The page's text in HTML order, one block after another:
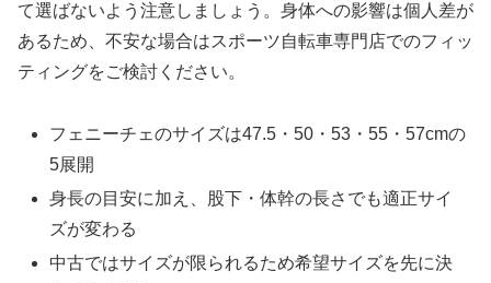
て選ばないよう注意しましょう。身体への影響は個人差が
あるため、不安な場合はスポーツ自転車専門店でのフィッ
ティングをご検討ください。
フェニーチェのサイズは47.5・50・53・55・57cmの
5展開
身長の目安に加え、股下・体幹の長さでも適正サイ
ズが変わる
中古ではサイズが限られるため希望サイズを先に決